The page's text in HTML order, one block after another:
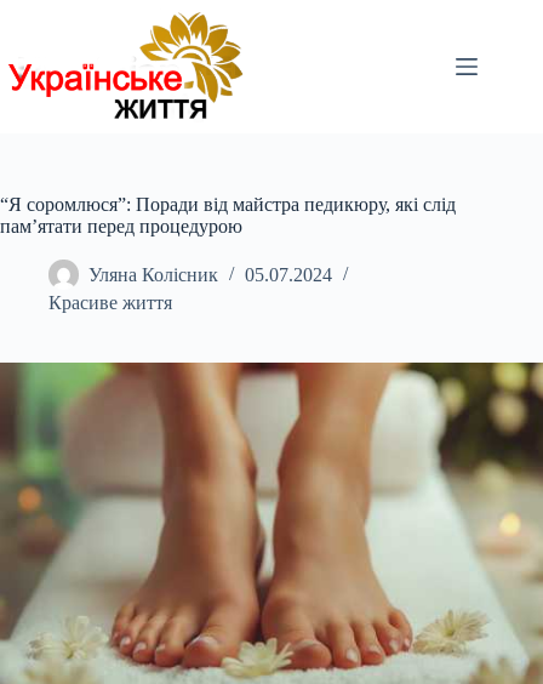
“Я соромлюся”: Поради від майстра педикюру, які слід
пам’ятати перед процедурою
Уляна Колісник
05.07.2024
Красиве життя